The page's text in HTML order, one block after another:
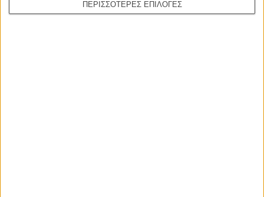
ΠΕΡΙΣΣΟΤΕΡΕΣ ΕΠΙΛΟΓΕΣ